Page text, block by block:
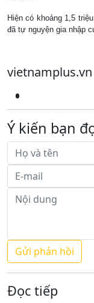
Hiện có khoảng 1,5
đã tự nguyện gia nhập
vietnamplus.vn
Ý kiến bạn
Đọc tiếp